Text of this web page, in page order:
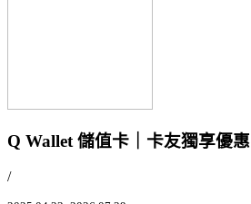
Q Wallet 儲值卡｜卡友獨享優惠
/